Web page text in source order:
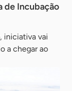
de Incubação
iniciativa vai
a chegar ao